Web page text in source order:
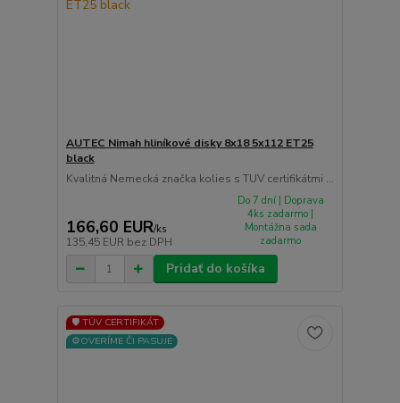
AUTEC Nimah hliníkové disky 8x18 5x112 ET25
black
Kvalitná Nemecká značka kolies s TUV certifikátmi ...
166,60 EUR/ks
135,45 EUR bez DPH
Do 7 dní | Doprava
4ks zadarmo |
Montážna sada
zadarmo
Pridať do košíka
🛡️ TÜV CERTIFIKÁT
⚙️OVERÍME ČI PASUJE